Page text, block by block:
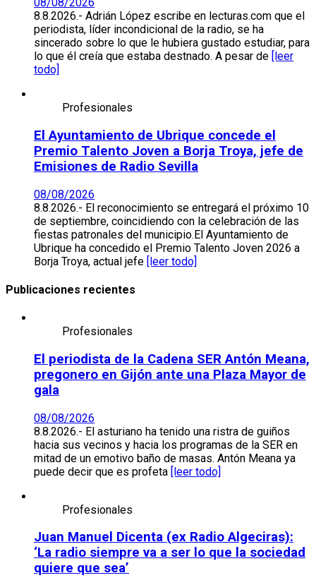
8.8.2026.- Adrián López escribe en lecturas.com que el
periodista, líder incondicional de la radio, se ha
sincerado sobre lo que le hubiera gustado estudiar, para
lo que él creía que estaba destnado. A pesar de
[leer
todo]
Profesionales
El Ayuntamiento de Ubrique concede el
Premio Talento Joven a Borja Troya, jefe de
Emisiones de Radio Sevilla
08/08/2026
8.8.2026.- El reconocimiento se entregará el próximo 10
de septiembre, coincidiendo con la celebración de las
fiestas patronales del municipio.El Ayuntamiento de
Ubrique ha concedido el Premio Talento Joven 2026 a
Borja Troya, actual jefe [leer todo]
Publicaciones recientes
Profesionales
El periodista de la Cadena SER Antón Meana,
pregonero en Gijón ante una Plaza Mayor de
gala
08/08/2026
8.8.2026.- El asturiano ha tenido una ristra de guiños
hacia sus vecinos y hacia los programas de la SER en
mitad de un emotivo baño de masas. Antón Meana ya
puede decir que es profeta [leer todo]
Profesionales
Juan Manuel Dicenta (ex Radio Algeciras):
‘La radio siempre va a ser lo que la sociedad
quiere que sea’